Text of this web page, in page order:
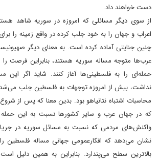
دست خواهند داد.
از سوی دیگر ‌مسائلی که امروزه در سوریه شاهد
اعراب و جهان را به خود جلب کرده در واقع زمینه را
چنین جنایتی آماده کرده است. به معنای دیگر
عرب‌ها متوجه مساله سوریه هستند، بنابراین فرصت
حمله‌ای را به فلسطینی‌ها آغاز کنند. شاید اگر این
نداشت، بیش از امروزه توجهات به فلسطین جلب می‌شد.
محاسبات اشتباه نتانیاهو بود. بدین معنا که پس از
که در جهان عرب و سایر کشورها نسبت به این حمله
واکنش‌های مردمی که نسبت به مسائل سوریه در
نشان می‌دهد که افکارعمومی جهانی مساله فلسطین
بالاترین سطح می‌پندارد. بنابراین به همین دلیل